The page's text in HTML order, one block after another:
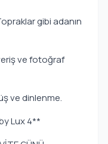
gibi adanın
ve fotoğraf
ve dinlenme.
Lux 4**